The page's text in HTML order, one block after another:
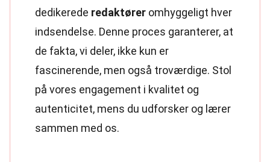
dedikerede redaktører omhyggeligt hver
indsendelse. Denne proces garanterer, at
de fakta, vi deler, ikke kun er
fascinerende, men også troværdige. Stol
på vores engagement i kvalitet og
autenticitet, mens du udforsker og lærer
sammen med os.